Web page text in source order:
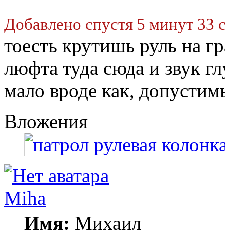
Добавлено спустя 5 минут 33
тоесть крутишь руль на
люфта туда сюда и звук
мало вроде как,
Вложения
Miha
Имя: Михаил